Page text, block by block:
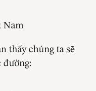
Nam
thấy chúng ta sẽ
đường: